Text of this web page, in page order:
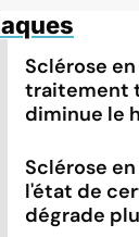
Sclérose
traitement
diminue le
Sclérose
l'état de
dégrade